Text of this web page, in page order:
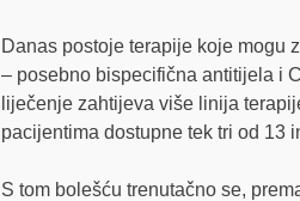
Danas postoje terapije koje mogu
– posebno bispecifična antitijela i
liječenje zahtijeva više linija
pacijentima dostupne tek tri od 13
S tom bolešću trenutačno se,